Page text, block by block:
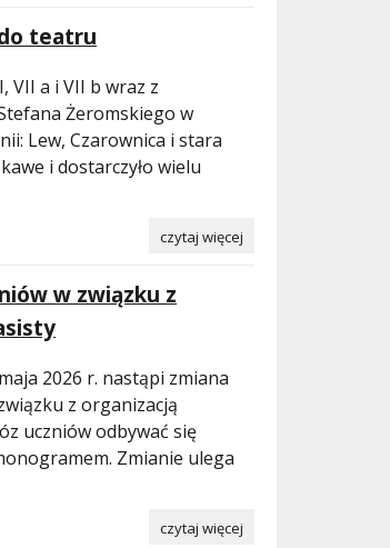
teatru
VII a i VII b wraz z
Żeromskiego w
Lew, Czarownica i stara
i dostarczyło wielu
czytaj więcej
w związku z
2026 r. nastąpi zmiana
z organizacją
uczniów odbywać się
Zmianie ulega
czytaj więcej